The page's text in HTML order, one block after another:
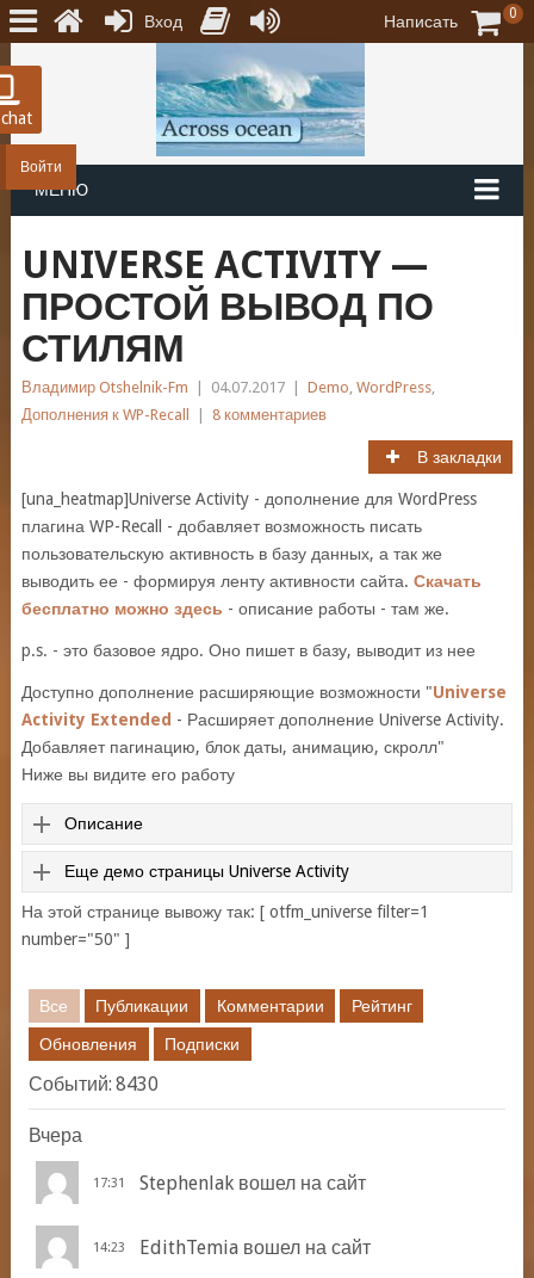
Войти
МЕНЮ
UNIVERSE ACTIVITY —
ПРОСТОЙ ВЫВОД ПО
СТИЛЯМ
Владимир Otshelnik-Fm 04.07.2017 Demo, WordPress,
Дополнения к WP-Recall
8 комментариев
В закладки
[una_heatmap]Universe Activity - дополнение для WordPress
плагина WP-Recall - добавляет возможность писать
пользовательскую активность в базу данных, а так же
выводить ее - формируя ленту активности сайта. Скачать
бесплатно можно здесь - описание работы - там же.
p.s. - это базовое ядро. Оно пишет в базу, выводит из нее
Доступно дополнение расширяющие возможности "Universe
Activity Extended - Расширяет дополнение Universe Activity.
Добавляет пагинацию, блок даты, анимацию, скролл"
Ниже вы видите его работу
Описание
Еще демо страницы Universe Activity
На этой странице вывожу так: [ otfm_universe filter=1
number="50" ]
Все Публикации Комментарии
Рейтинг
Обновления
Подписки
Событий: 8430
Вчера
17:31 Stephenlak вошел на сайт
14:23 EdithTemia вошел на сайт
Вход Написать 0